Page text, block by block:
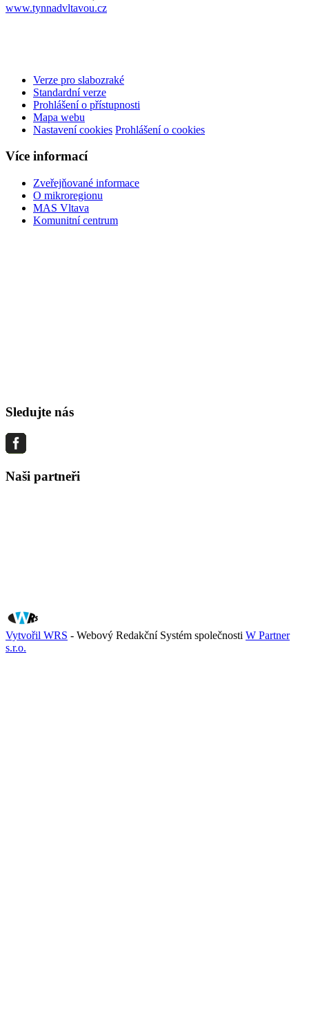
www.tynnadvltavou.cz
Verze pro slabozraké
Standardní verze
Prohlášení o přístupnosti
Mapa webu
Nastavení cookies Prohlášení o cookies
Více informací
Zveřejňované informace
O mikroregionu
MAS Vltava
Komunitní centrum
Sledujte nás
Naši partneři
Vytvořil WRS - Webový Redakční Systém společnosti W Partner
s.r.o.